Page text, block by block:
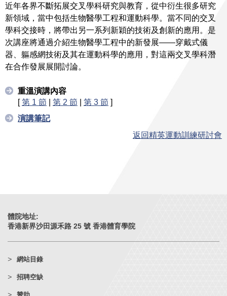
近年各界不斷拓展交叉學科研究與教育，從中衍生很多研究
新領域，當中包括生物醫學工程和運動科學。當不同的交叉
學科交接時，將帶出另一系列新穎的技術及創新的應用。是
次講座將通過介紹生物醫學工程中的新發展——穿戴式儀
器、軀感網技術及其在運動科學的應用，對這兩交叉學科潛
在合作發展展開討論。
重溫演講內容
[第 1 節 | 第 2 節 | 第 3 節 ]
演講筆記
返回精英運動訓練研討會
體院地址:
香港新界沙田源禾路 25 號 香港體育學院
網站目錄
招聘空缺